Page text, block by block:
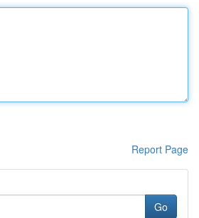
Report Page
Go